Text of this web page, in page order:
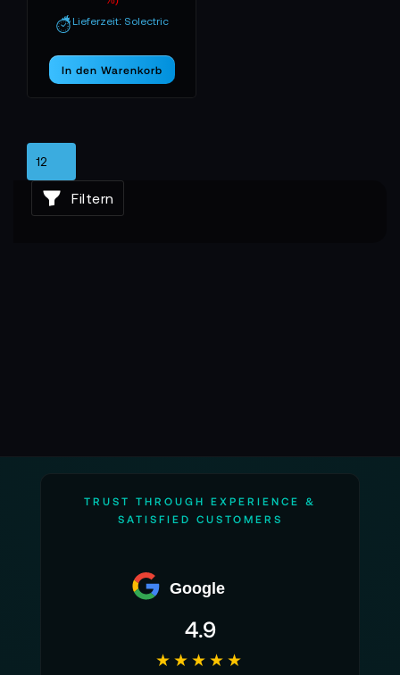
Lieferzeit: Solectric
In den Warenkorb
Filtern
TRUST THROUGH EXPERIENCE &
SATISFIED CUSTOMERS
Google
4.9
★★★★★